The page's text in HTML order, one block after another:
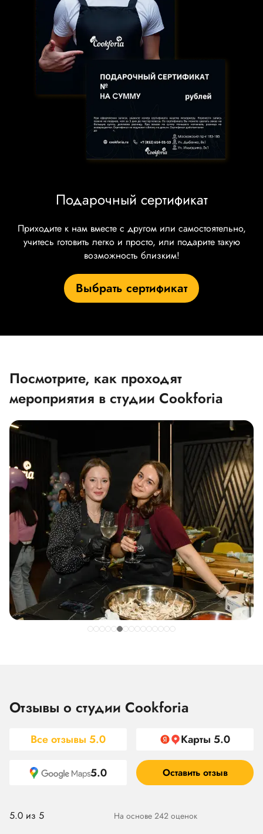
Подарочный сертификат
Приходите к нам вместе с другом или самостоятельно,
учитесь готовить легко и просто, или подарите такую
возможность близким!
Выбрать сертификат
Посмотрите, как проходят
мероприятия в студии Cookforia
Отзывы о студии Cookforia
Все отзывы 5.0 Карты 5.0
5.0 Оставить отзыв
5.0 из 5 На основе 242 оценок